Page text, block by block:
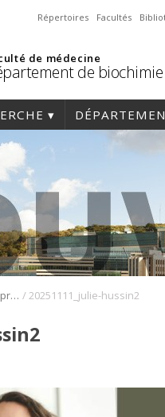
Répertoires Facultés
de médecine
de
Julie Hussin, lauréate du prix Maud Menten 2025 /20251111_julie-hussin2